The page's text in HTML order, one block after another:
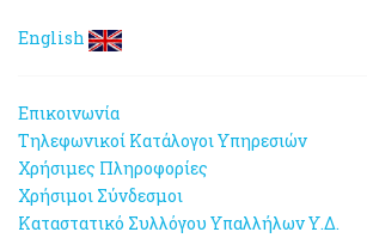
English
Επικοινωνία
Τηλεφωνικοί Κατάλογοι Υπηρεσιών
Χρήσιμες Πληροφορίες
Χρήσιμοι Σύνδεσμοι
Καταστατικό Συλλόγου Υπαλλήλων Υ.Δ.